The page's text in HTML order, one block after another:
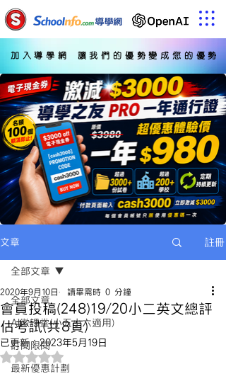
加入導學網 讓我們的優勢變成您的優勢
文章 註冊
全部文章
AI微課堂(小五小六適用)
訂閱限閱
最新優惠計劃
全部文章
會員投稿(248)19/20小二英文總評
估考試(共8頁)
2020年9月10日 讀畢需時 0 分鐘
已更新：2023年5月19日
評等為 NaN（最高為 5 顆星）。